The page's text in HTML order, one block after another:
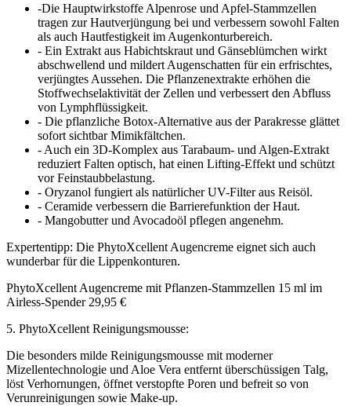
-Die Hauptwirkstoffe Alpenrose und Apfel-Stammzellen
tragen zur Hautverjüngung bei und verbessern sowohl Falten
als auch Hautfestigkeit im Augenkonturbereich.
- Ein Extrakt aus Habichtskraut und Gänseblümchen wirkt
abschwellend und mildert Augenschatten für ein erfrischtes,
verjüngtes Aussehen. Die Pflanzenextrakte erhöhen die
Stoffwechselaktivität der Zellen und verbessert den Abfluss
von Lymphflüssigkeit.
- Die pflanzliche Botox-Alternative aus der Parakresse glättet
sofort sichtbar Mimikfältchen.
- Auch ein 3D-Komplex aus Tarabaum- und Algen-Extrakt
reduziert Falten optisch, hat einen Lifting-Effekt und schützt
vor Feinstaubbelastung.
- Oryzanol fungiert als natürlicher UV-Filter aus Reisöl.
- Ceramide verbessern die Barrierefunktion der Haut.
- Mangobutter und Avocadoöl pflegen angenehm.
Expertentipp: Die PhytoXcellent Augencreme eignet sich auch
wunderbar für die Lippenkonturen.
PhytoXcellent Augencreme mit Pflanzen-Stammzellen 15 ml im
Airless-Spender 29,95 €
5. PhytoXcellent Reinigungsmousse:
Die besonders milde Reinigungsmousse mit moderner
Mizellentechnologie und Aloe Vera entfernt überschüssigen Talg,
löst Verhornungen, öffnet verstopfte Poren und befreit so von
Verunreinigungen sowie Make-up.